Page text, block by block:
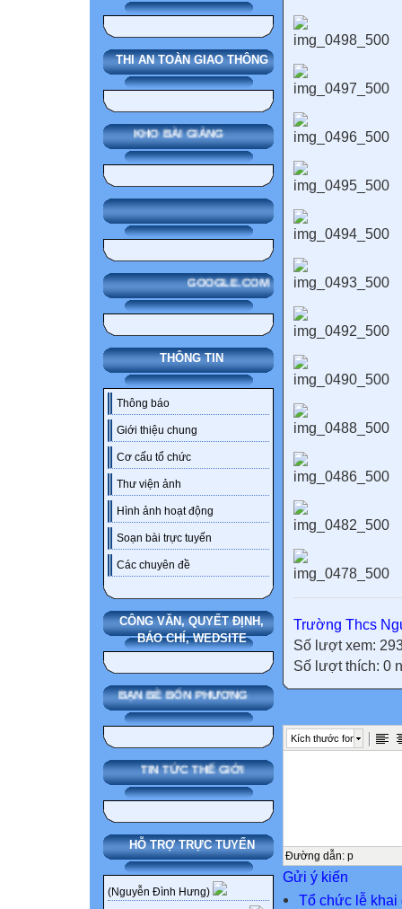
THI AN TOÀN GIAO THÔNG
KHO BÀI GIẢNG
GOOGLE.COM
THÔNG TIN
Thông báo
Giới thiệu chung
Cơ cấu tổ chức
Thư viện ảnh
Hình ảnh hoạt động
Soạn bài trực tuyến
Các chuyên đề
CÔNG VĂN, QUYẾT ĐỊNH,
BÁO CHÍ, WEDSITE
BẠN BÈ BỐN PHƯƠNG
TIN TỨC THẾ GIỚI
HỖ TRỢ TRỰC TUYẾN
(Nguyễn Đình Hưng)
Trường Thcs
Số lượt xem:
Số lượt thích: 0
Kích thước font
Đường dẫn: p
Gửi ý kiến
Tổ chức lễ khai